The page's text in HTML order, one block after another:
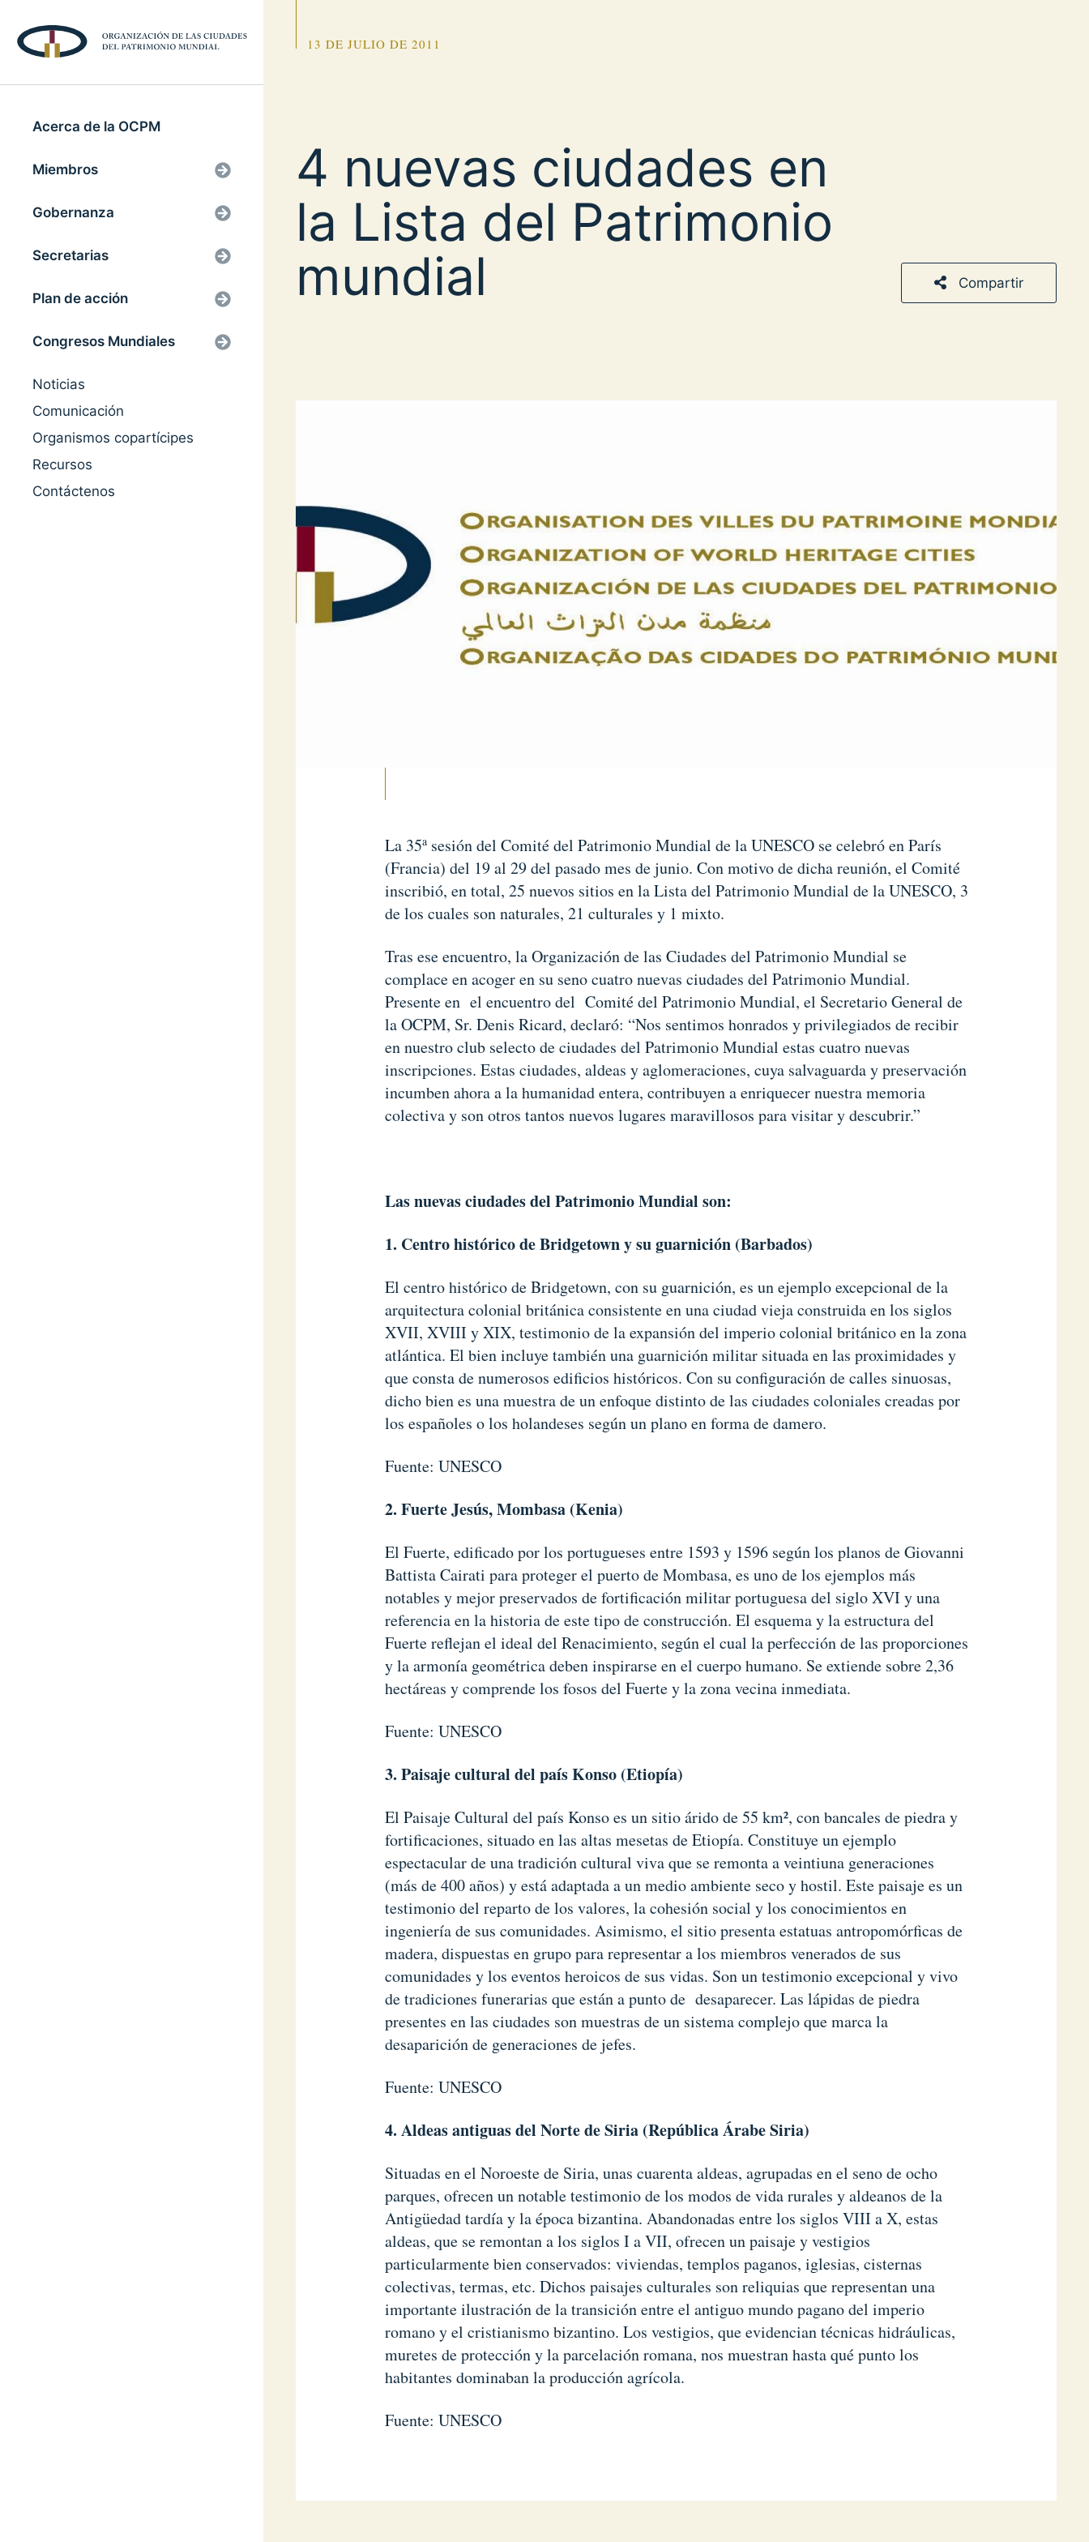
Acerca de la OCPM
Miembros
Gobernanza
Secretarias
Plan de acción
Congresos Mundiales
Noticias
Comunicación
Organismos copartícipes
Recursos
Contáctenos
13 DE JULIO DE 2011
4 nuevas ciudades en
la Lista del Patrimonio
mundial
Compartir
La 35asesión del Comité del Patrimonio Mundial de la UNESCO se celebró en París
(Francia) del 19 al 29 del pasado mes de junio. Con motivo de dicha reunión, el Comité
inscribió, en total, 25 nuevos sitios en la Lista del Patrimonio Mundial de la UNESCO, 3
de los cuales son naturales, 21 culturales y 1 mixto.
Tras ese encuentro, la Organización de las Ciudades del Patrimonio Mundial se
complace en acoger en su seno cuatro nuevas ciudades del Patrimonio Mundial.
Presente en el encuentro del Comité del Patrimonio Mundial, el Secretario General de
la OCPM, Sr. Denis Ricard, declaró: “Nos sentimos honrados y privilegiados de recibir
en nuestro club selecto de ciudades del Patrimonio Mundial estas cuatro nuevas
inscripciones. Estas ciudades, aldeas y aglomeraciones, cuya salvaguarda y preservación
incumben ahora a la humanidad entera, contribuyen a enriquecer nuestra memoria
colectiva y son otros tantos nuevos lugares maravillosos para visitar y descubrir.”
Las nuevas ciudades del Patrimonio Mundial son:
1. Centro histórico de Bridgetown y su guarnición (Barbados)
El centro histórico de Bridgetown, con su guarnición, es un ejemplo excepcional de la
arquitectura colonial británica consistente en una ciudad vieja construida en los siglos
XVII, XVIII y XIX, testimonio de la expansión del imperio colonial británico en la zona
atlántica. El bien incluye también una guarnición militar situada en las proximidades y
que consta de numerosos edificios históricos. Con su configuración de calles sinuosas,
dicho bien es una muestra de un enfoque distinto de las ciudades coloniales creadas por
los españoles o los holandeses según un plano en forma de damero.
Fuente: UNESCO
2. Fuerte Jesús, Mombasa (Kenia)
El Fuerte, edificado por los portugueses entre 1593 y 1596 según los planos de Giovanni
Battista Cairati para proteger el puerto de Mombasa, es uno de los ejemplos más
notables y mejor preservados de fortificación militar portuguesa del siglo XVI y una
referencia en la historia de este tipo de construcción. El esquema y la estructura del
Fuerte reflejan el ideal del Renacimiento, según el cual la perfección de las proporciones
y la armonía geométrica deben inspirarse en el cuerpo humano. Se extiende sobre 2,36
hectáreas y comprende los fosos del Fuerte y la zona vecina inmediata.
Fuente: UNESCO
3. Paisaje cultural del país Konso (Etiopía)
El Paisaje Cultural del país Konso es un sitio árido de 55 km², con bancales de piedra y
fortificaciones, situado en las altas mesetas de Etiopía. Constituye un ejemplo
espectacular de una tradición cultural viva que se remonta a veintiuna generaciones
(más de 400 años) y está adaptada a un medio ambiente seco y hostil. Este paisaje es un
testimonio del reparto de los valores, la cohesión social y los conocimientos en
ingeniería de sus comunidades. Asimismo, el sitio presenta estatuas antropomórficas de
madera, dispuestas en grupo para representar a los miembros venerados de sus
comunidades y los eventos heroicos de sus vidas. Son un testimonio excepcional y vivo
de tradiciones funerarias que están a punto de desaparecer. Las lápidas de piedra
presentes en las ciudades son muestras de un sistema complejo que marca la
desaparición de generaciones de jefes.
Fuente: UNESCO
4. Aldeas antiguas del Norte de Siria (República Árabe Siria)
Situadas en el Noroeste de Siria, unas cuarenta aldeas, agrupadas en el seno de ocho
parques, ofrecen un notable testimonio de los modos de vida rurales y aldeanos de la
Antigüedad tardía y la época bizantina. Abandonadas entre los siglos VIII a X, estas
aldeas, que se remontan a los siglos I a VII, ofrecen un paisaje y vestigios
particularmente bien conservados: viviendas, templos paganos, iglesias, cisternas
colectivas, termas, etc. Dichos paisajes culturales son reliquias que representan una
importante ilustración de la transición entre el antiguo mundo pagano del imperio
romano y el cristianismo bizantino. Los vestigios, que evidencian técnicas hidráulicas,
muretes de protección y la parcelación romana, nos muestran hasta qué punto los
habitantes dominaban la producción agrícola.
Fuente: UNESCO